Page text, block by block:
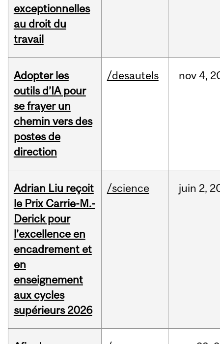
exceptionnelles
au droit du
travail
Adopter les
outils d’IA pour
se frayer un
chemin vers des
postes de
direction
/desautels nov 4,
Adrian Liu reçoit
le Prix Carrie-M.-
Derick pour
l’excellence en
encadrement et
en
enseignement
aux cycles
supérieurs 2026
/science juin 2,